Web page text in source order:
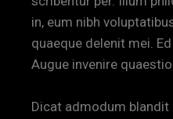
in, eum nibh
quaeque delenit mei.
Augue invenire
Dicat admodum blandit